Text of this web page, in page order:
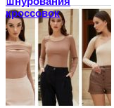
кроссовок